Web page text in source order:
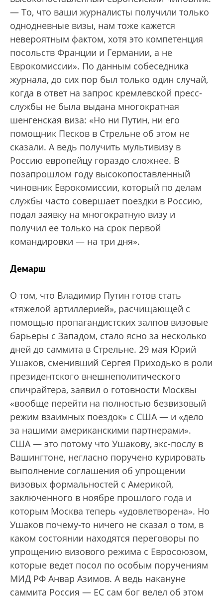
— То, что ваши журналисты получили только
однодневные визы, нам тоже кажется
невероятным фактом, хотя это компетенция
посольств Франции и Германии, а не
Еврокомиссии». По данным собеседника
журнала, до сих пор был только один случай,
когда в ответ на запрос кремлевской пресс-
службы не была выдана многократная
шенгенская виза: «Но ни Путин, ни его
помощник Песков в Стрельне об этом не
сказали. А ведь получить мультивизу в
Россию европейцу гораздо сложнее. В
позапрошлом году высокопоставленный
чиновник Еврокомиссии, который по делам
службы часто совершает поездки в Россию,
подал заявку на многократную визу и
получил ее только на срок первой
командировки — на три дня».
Демарш
О том, что Владимир Путин готов стать
«тяжелой артиллерией», расчищающей с
помощью пропагандистских залпов визовые
барьеры с Западом, стало ясно за несколько
дней до саммита в Стрельне. 29 мая Юрий
Ушаков, сменивший Сергея Приходько в роли
президентского внешнеполитического
спичрайтера, заявил о готовности Москвы
«вообще перейти на полностью безвизовый
режим взаимных поездок» с США — и «дело
за нашими американскими партнерами».
США — это потому что Ушакову, экс-послу в
Вашингтоне, негласно поручено курировать
выполнение соглашения об упрощении
визовых формальностей с Америкой,
заключенного в ноябре прошлого года и
которым Москва теперь «удовлетворена». Но
Ушаков почему-то ничего не сказал о том, в
каком состоянии находятся переговоры по
упрощению визового режима с Евросоюзом,
которые ведет посол по особым поручениям
МИД РФ Анвар Азимов. А ведь накануне
саммита Россия — ЕС сам бог велел об этом